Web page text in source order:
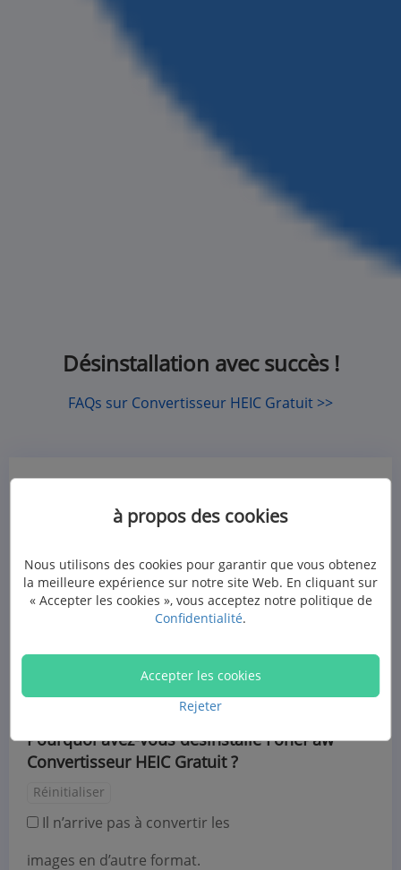
Désinstallation avec succès !
FAQs sur Convertisseur HEIC Gratuit >>
Gratuit. Vos besoins personnelles et vos attentes
ardentes font une grande différence pour notre
plan d'amélioration de l'expérience client. Veuillez
Pourquoi avez-vous désinstallé FonePaw
Convertisseur HEIC Gratuit ?
Réinitialiser
Il n’arrive pas à convertir les
images en d’autre format.
à propos des cookies
Nous utilisons des cookies pour garantir que vous obtenez
la meilleure expérience sur notre site Web. En cliquant sur
« Accepter les cookies », vous acceptez notre politique de
Confidentialité.
Accepter les cookies
Rejeter